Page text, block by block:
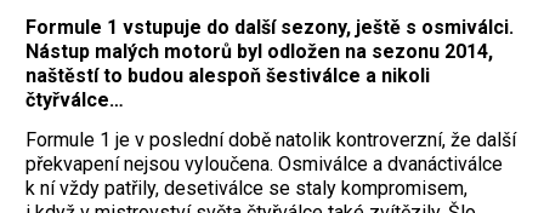
Formule 1 vstupuje do další sezony, ještě s osmiválci.
Nástup malých motorů byl odložen na sezonu 2014,
naštěstí to budou alespoň šestiválce a nikoli
čtyřválce…
Formule 1 je v poslední době natolik kontroverzní, že další
překvapení nejsou vyloučena. Osmiválce a dvanáctiválce
k ní vždy patřily, desetiválce se staly kompromisem,